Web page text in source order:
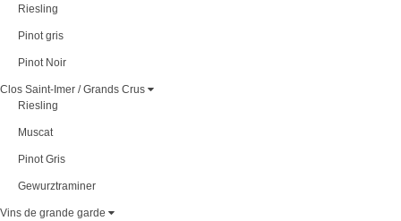
Riesling
Pinot gris
Pinot Noir
Clos Saint-Imer / Grands Crus
Riesling
Muscat
Pinot Gris
Gewurztraminer
Vins de grande garde